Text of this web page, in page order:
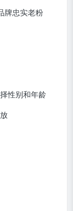
牌忠实老粉
性别和年龄